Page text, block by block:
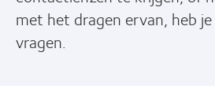
met het dragen ervan, heb
vragen.